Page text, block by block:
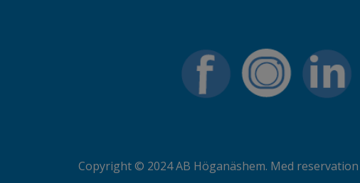
Copyright © 2024 AB Höganäshem. Med